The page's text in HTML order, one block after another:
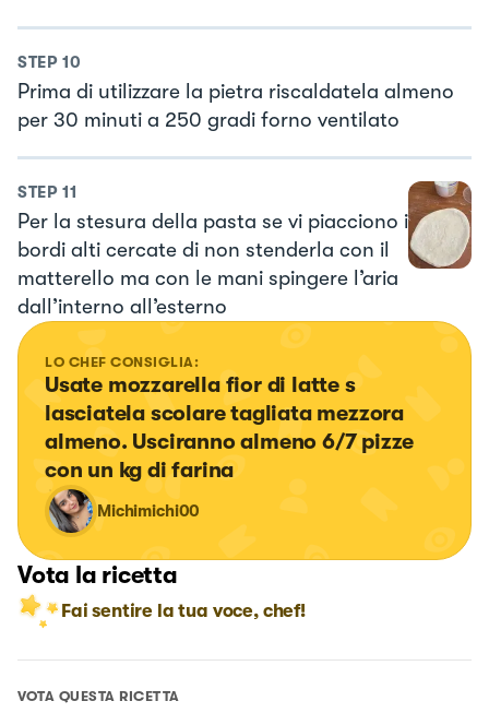
STEP 10
Prima di utilizzare la pietra riscaldatela almeno
per 30 minuti a 250 gradi forno ventilato
STEP 11
Per la stesura della pasta se vi piacciono i
bordi alti cercate di non stenderla con il
matterello ma con le mani spingere l’aria
dall’interno all’esterno
LO CHEF CONSIGLIA:
Usate mozzarella fior di latte s
lasciatela scolare tagliata mezzora
almeno. Usciranno almeno 6/7 pizze
con un kg di farina
Michimichi00
Vota la ricetta
Fai sentire la tua voce, chef!
VOTA QUESTA RICETTA